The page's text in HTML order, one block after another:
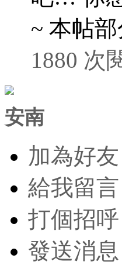
~ 本帖
1880 次
安南
加為好友
給我留言
打個招呼
發送消息